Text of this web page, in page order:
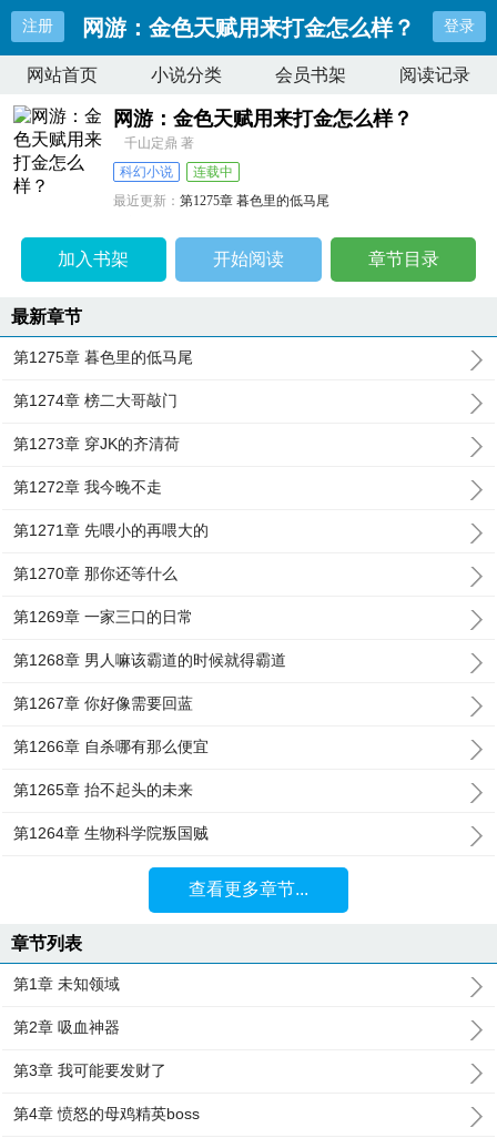
注册 网游：金色天赋用来打金怎么样？ 登录
网站首页 小说分类 会员书架 阅读记录
网游：金色天赋用来打金怎么样？
千山定鼎 著
科幻小说
连载中
最近更新：第1275章 暮色里的低马尾
加入书架 开始阅读 章节目录
最新章节
第1275章 暮色里的低马尾
第1274章 榜二大哥敲门
第1273章 穿JK的齐清荷
第1272章 我今晚不走
第1271章 先喂小的再喂大的
第1270章 那你还等什么
第1269章 一家三口的日常
第1268章 男人嘛该霸道的时候就得霸道
第1267章 你好像需要回蓝
第1266章 自杀哪有那么便宜
第1265章 抬不起头的未来
第1264章 生物科学院叛国贼
查看更多章节...
章节列表
第1章 未知领域
第2章 吸血神器
第3章 我可能要发财了
第4章 愤怒的母鸡精英boss